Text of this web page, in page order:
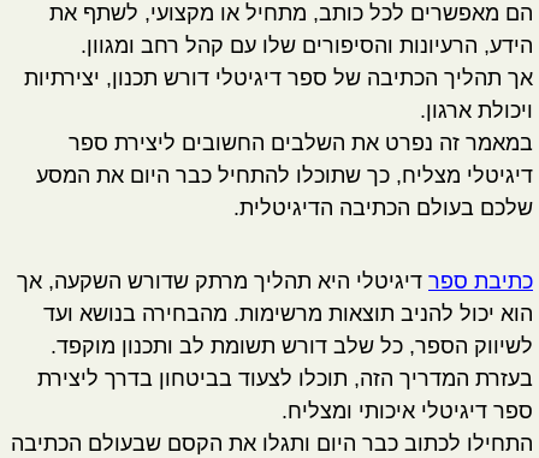
הם מאפשרים לכל כותב, מתחיל או מקצועי, לשתף את
הידע, הרעיונות והסיפורים שלו עם קהל רחב ומגוון.
אך תהליך הכתיבה של ספר דיגיטלי דורש תכנון, יצירתיות
ויכולת ארגון.
במאמר זה נפרט את השלבים החשובים ליצירת ספר
דיגיטלי מצליח, כך שתוכלו להתחיל כבר היום את המסע
שלכם בעולם הכתיבה הדיגיטלית.
כתיבת ספר דיגיטלי היא תהליך מרתק שדורש השקעה, אך
הוא יכול להניב תוצאות מרשימות. מהבחירה בנושא ועד
לשיווק הספר, כל שלב דורש תשומת לב ותכנון מוקפד.
בעזרת המדריך הזה, תוכלו לצעוד בביטחון בדרך ליצירת
ספר דיגיטלי איכותי ומצליח.
התחילו לכתוב כבר היום ותגלו את הקסם שבעולם הכתיבה